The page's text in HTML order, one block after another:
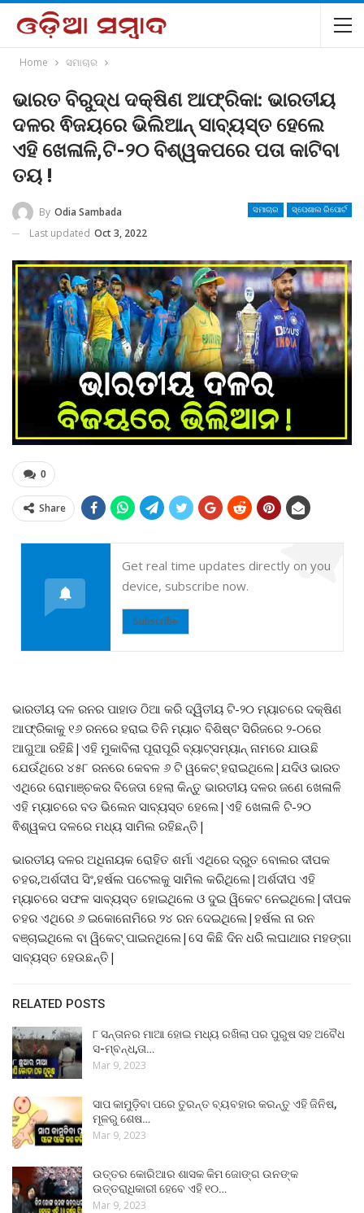
Home ସମାଚାର
ଭାରତ ବିରୁଦ୍ଧ ଦକ୍ଷିଣ ଆଫ୍ରିକା: ଭାରତୀୟ
ଦଳର ଵିଜୟରେ ଭିଲିଆନ୍ ସାବ୍ୟସ୍ତ ହେଲେ
ଏହି ଖେଳାଳି,ଟି-୨୦ ବିଶ୍ୱକପରେ ପତା କାଟିବା
ତୟ !
ସମାଚାର ସ୍ପେଶାଲ ରିପୋର୍ଟ
By Odia Sambada
Last updated Oct 3, 2022
0
Share
Get real time updates directly on you
device, subscribe now.
Subscribe
ଭାରତୀୟ ଦଳ ରନର ପାହାଡ ଠିଆ କରି ଦ୍ୱିତୀୟ ଟି-୨୦ ମ୍ୟାଚରେ ଦକ୍ଷିଣ
ଆଫ୍ରିକାକୁ ୧୬ ରନରେ ହରାଇ ତିନି ମ୍ୟାଚ ବିଶିଷ୍ଟ ସିରିଜରେ ୨-୦ରେ
ଆଗୁଆ ରହିଛି|ଏହି ମୁକାବିଲା ପୂରାପୂରି ବ୍ୟାଟ୍ସମ୍ୟାନ୍ ନାମରେ ଯାଉଛି
ଯେଉଁଥିରେ ୪୫୮ ରନରେ କେବଳ ୬ ଟି ୱକେଟ୍ ହରାଇଥିଲେ|ଯଦିଓ ଭାରତ
ଏଥିରେ ରୋମାଞ୍ଚକର ବିଜେତା ହେଲା କିନ୍ତୁ ଭାରତୀୟ ଦଳର ଜଣେ ଖେଳାଳି
ଏହି ମ୍ୟାଚରେ ବଡ ଭିଲେନ ସାବ୍ୟସ୍ତ ହେଲେ|ଏହି ଖେଳାଳି ଟି-୨୦
ଵିଶ୍ୱକପ ଦଳରେ ମଧ୍ୟ ସାମିଲ ରହିଛନ୍ତି|
ଭାରତୀୟ ଦଳର ଅଧିନାୟକ ରୋହିତ ଶର୍ମା ଏଥିରେ ଦ୍ରୁତ ବୋଲର ଦୀପକ
ଚହର,ଅର୍ଶଦୀପ ସିଂ,ହର୍ଷଲ ପଟେଲକୁ ସାମିଲ କରିଥିଲେ|ଅର୍ଶଦୀପ ଏହି
ମ୍ୟାଚରେ ସଫଳ ସାବ୍ୟସ୍ତ ହୋଇଥିଲେ ଓ ଦୁଇ ୱିକେଟ ନେଇଥିଲେ|ଦୀପକ
ଚହର ଏଥିରେ ୬ ଇକୋନୋମିରେ ୨୪ ରନ ଦେଇଥିଲେ|ହର୍ଷଲ ନା ରନ
ବଞ୍ଚାଇଥିଲେ ବା ୱିକେଟ୍ ପାଇନଥିଲେ|ସେ କିଛି ଦିନ ଧରି ଲଘାଥାର ମହଙ୍ଗା
ସାବ୍ୟସ୍ତ ହେଉଛନ୍ତି|
RELATED POSTS
୮ ସନ୍ତାନର ମାଆ ହୋଇ ମଧ୍ୟ ରଖିଲା ପର ପୁରୁଷ ସହ ଅବୈଧ
ସ-ମ୍ବନ୍ଧ,ତା…
Mar 9, 2023
ସାପ କାମୁଡ଼ିବା ପରେ ତୁରନ୍ତ ବ୍ୟବହାର କରନ୍ତୁ ଏହି ଜିନିଷ,
ମୂଳରୁ ଶେଷ…
Mar 9, 2023
ଉତ୍ତର କୋରିଆର ଶାସକ କିମ ଜୋଙ୍ଗ ଉନଙ୍କ
ଉତ୍ତରାଧିକାରୀ ହେବେ ଏହି ୧୦…
Mar 9, 2023